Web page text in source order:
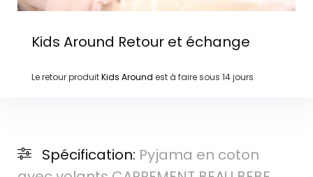
Kids Around Retour et échange
Le retour produitKids Around est à faire sous 14 jours
Spécification: Pyjama en coton